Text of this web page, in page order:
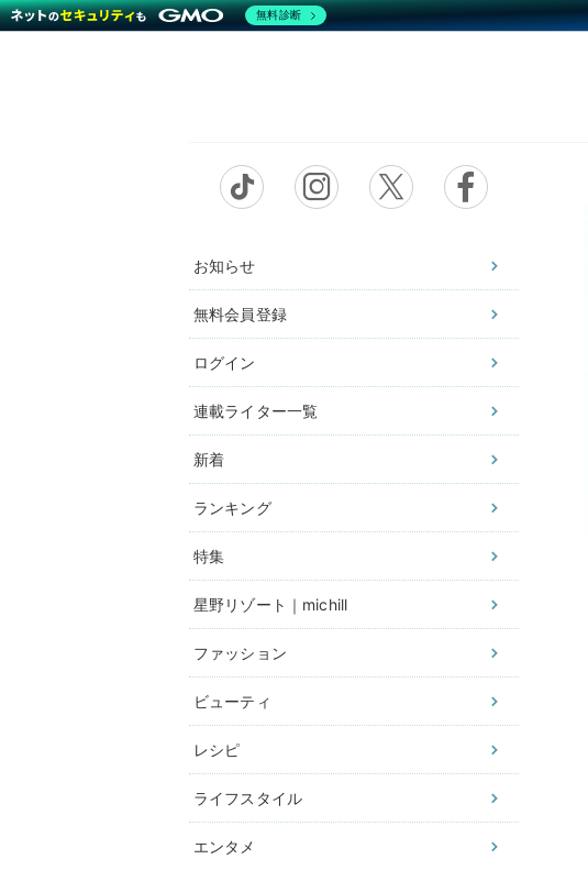
お知らせ
無料会員登録
ログイン
連載ライター一覧
新着
ランキング
特集
星野リゾート｜michill
ファッション
ビューティ
レシピ
ライフスタイル
エンタメ
無料診断